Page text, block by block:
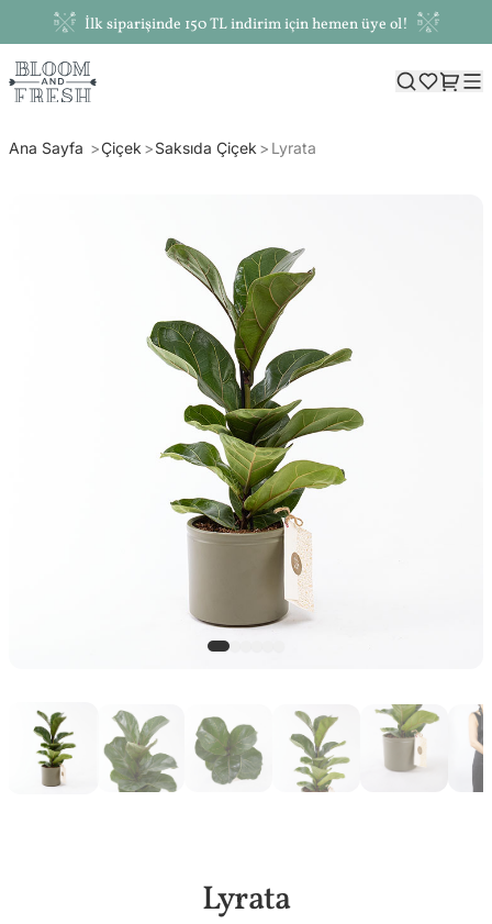
İlk siparişinde 150 TL indirim için hemen üye ol!
Ana Sayfa Çiçek Saksıda Çiçek Lyrata
Lyrata